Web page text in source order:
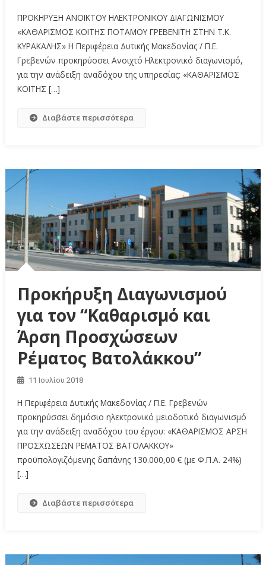
ΠΡΟΚΗΡΥΞΗ ΑΝΟΙΚΤΟΥ ΗΛΕΚΤΡΟΝΙΚΟΥ ΔΙΑΓΩΝΙΣΜΟΥ
«KΑΘΑΡΙΣΜΟΣ ΚΟΙΤΗΣ ΠΟΤΑΜΟΥ ΓΡΕΒΕΝΙΤΗ ΣΤΗΝ Τ.Κ.
ΚΥΡΑΚΑΛΗΣ» Η Περιφέρεια Δυτικής Μακεδονίας / Π.Ε.
Γρεβενών προκηρύσσει Aνοιχτό Hλεκτρονικό διαγωνισμό,
για την ανάδειξη αναδόχου της υπηρεσίας: «KΑΘΑΡΙΣΜΟΣ
ΚΟΙΤΗΣ […]
Διαβάστε περισσότερα
Προκήρυξη Διαγωνισμού
για τον “Καθαρισμό και
Άρση Προσχώσεων
Ρέματος Βατολάκκου”
11 Ιουλίου 2018
Η Περιφέρεια Δυτικής Μακεδονίας / Π.Ε. Γρεβενών
προκηρύσσει δημόσιο ηλεκτρονικό μειοδοτικό διαγωνισμό
για την ανάδειξη αναδόχου του έργου: «ΚΑΘΑΡΙΣΜΟΣ ΑΡΣΗ
ΠΡΟΣΧΩΣΕΩΝ ΡΕΜΑΤΟΣ ΒΑΤΟΛΑΚΚΟΥ»
προϋπολογιζόμενης δαπάνης 130.000,00 € (με Φ.Π.Α. 24%)
[…]
Διαβάστε περισσότερα